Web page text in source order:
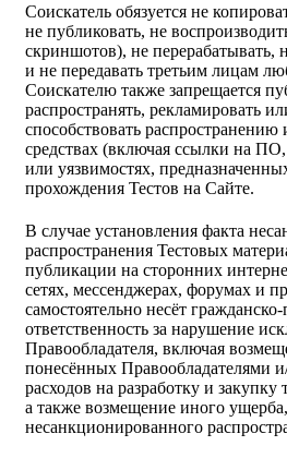
Соискатель обязуется не
не публиковать, не
скриншотов), не перерабатывать,
и не передавать третьим лицам
Соискателю также запрещается
распространять, рекламировать
способствовать
средствах (включая ссылки на
или уязвимостях,
прохождения Тестов на Сайте.
В случае установления факта
распространения Тестовых
публикации на сторонних
сетях, мессенджерах, форумах и
самостоятельно несёт
ответственность за нарушение
Правообладателя, включая
понесённых Правообладателями
расходов на разработку и закупку
а также возмещение иного
несанкционированного